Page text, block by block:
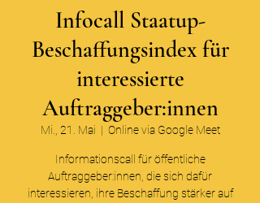
Infocall Staatup-
Beschaffungsindex für
interessierte
Auftraggeber:innen
Mi., 21. Mai
  |
Online via Google Meet
Informationscall für öffentliche
Auftraggeber:innen, die sich dafür
interessieren, ihre Beschaffung stärker auf